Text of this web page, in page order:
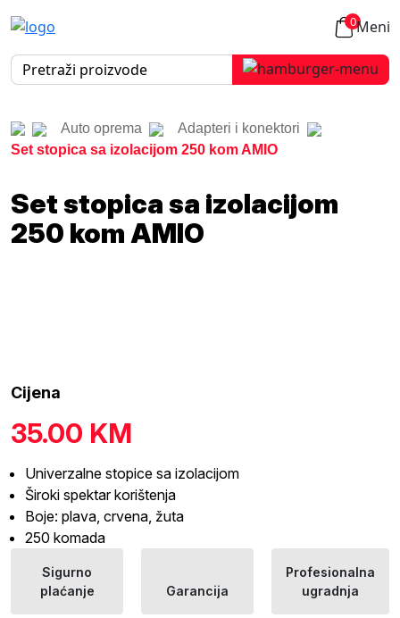
0Meni
Auto oprema
Adapteri i konektori
Set stopica sa izolacijom 250 kom AMIO
Set stopica sa izolacijom
250 kom AMIO
Cijena
35.00 KM
Univerzalne stopice sa izolacijom
Široki spektar korištenja
Boje: plava, crvena, žuta
250 komada
Sigurno
plaćanje
Garancija
Profesionalna
ugradnja